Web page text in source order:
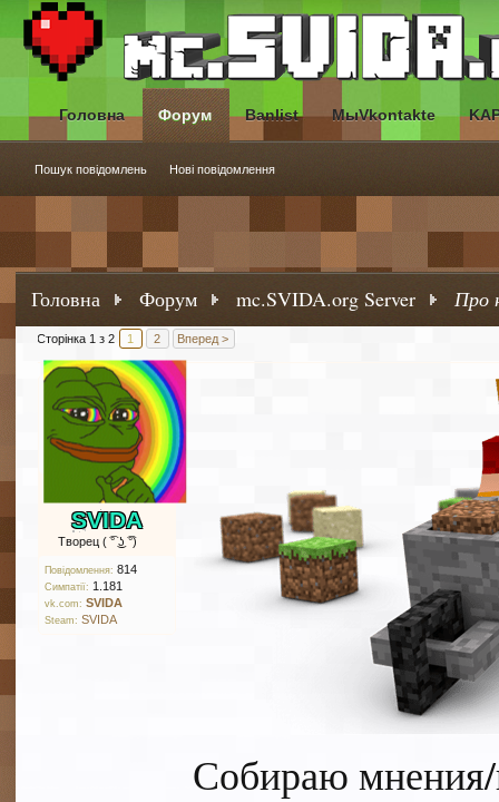
Головна Форум mc.SVIDA.org Server Про
Сторінка 1 з 2 1 2 Вперед >
SVIDA
Творец ( ͡° ͜ʖ ͡°)
Повідомлення: 814
Симпатії: 1.181
vk.com: SVIDA
Steam: SVIDA
Собираю
Головна Форум
Пошук повідомлень Нові повідомлення
Banlist МыVkontakte